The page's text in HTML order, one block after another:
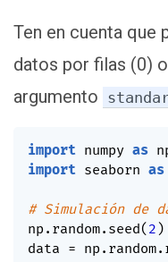
Ten en cuenta que
datos por filas (0)
argumento
import numpy as
import seaborn as
# Simulación de
np . random. seed( 2 )
data = np . random.